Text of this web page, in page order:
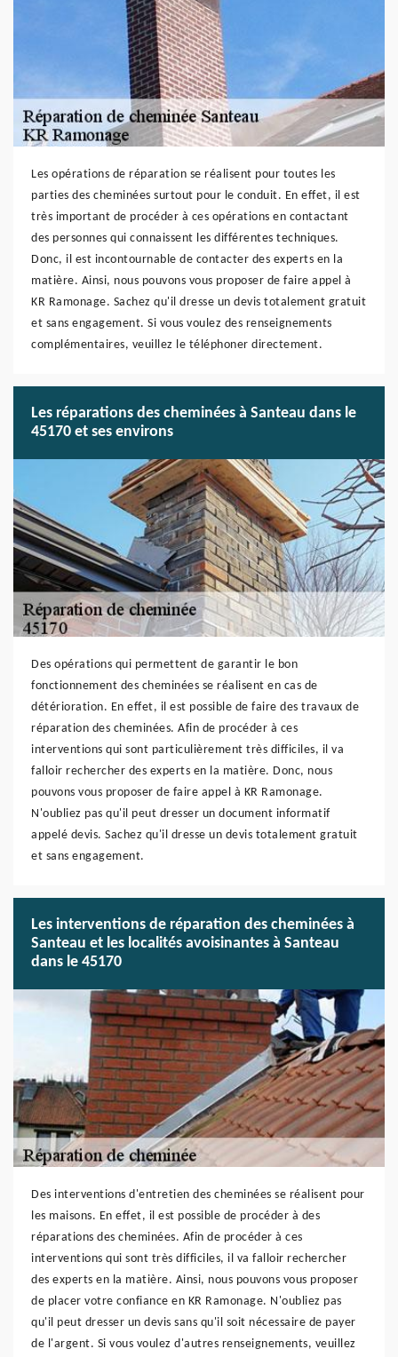
Les opérations de réparation se réalisent pour toutes les
parties des cheminées surtout pour le conduit. En effet, il est
très important de procéder à ces opérations en contactant
des personnes qui connaissent les différentes techniques.
Donc, il est incontournable de contacter des experts en la
matière. Ainsi, nous pouvons vous proposer de faire appel à
KR Ramonage. Sachez qu'il dresse un devis totalement gratuit
et sans engagement. Si vous voulez des renseignements
complémentaires, veuillez le téléphoner directement.
Les réparations des cheminées à Santeau dans le
45170 et ses environs
Des opérations qui permettent de garantir le bon
fonctionnement des cheminées se réalisent en cas de
détérioration. En effet, il est possible de faire des travaux de
réparation des cheminées. Afin de procéder à ces
interventions qui sont particulièrement très difficiles, il va
falloir rechercher des experts en la matière. Donc, nous
pouvons vous proposer de faire appel à KR Ramonage.
N'oubliez pas qu'il peut dresser un document informatif
appelé devis. Sachez qu'il dresse un devis totalement gratuit
et sans engagement.
Les interventions de réparation des cheminées à
Santeau et les localités avoisinantes à Santeau
dans le 45170
Des interventions d'entretien des cheminées se réalisent pour
les maisons. En effet, il est possible de procéder à des
réparations des cheminées. Afin de procéder à ces
interventions qui sont très difficiles, il va falloir rechercher
des experts en la matière. Ainsi, nous pouvons vous proposer
de placer votre confiance en KR Ramonage. N'oubliez pas
qu'il peut dresser un devis sans qu'il soit nécessaire de payer
de l'argent. Si vous voulez d'autres renseignements, veuillez